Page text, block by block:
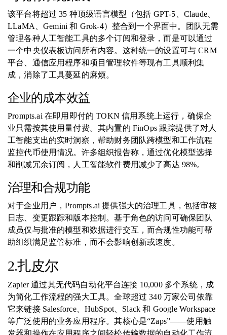
该平台将超过 35 种顶级语言模型（包括 GPT-5、Claude、
LLaMA、Gemini 和 Grok-4）整合到一个界面中。团队无需
管理各种人工智能工具的多个订阅和登录，而是可以通过
一个中央仪表板访问所有内容。这种统一的设置可与 CRM
平台、通信应用程序和项目管理软件等现有工具顺利集
成，消除了工具蔓延的麻烦。
企业的成本效益
Prompts.ai 在即用即付的 TOKN 信用系统上运行，确保企
业只需按其使用量付费。其内置的 FinOps 跟踪提供了对人
工智能支出的实时洞察，帮助财务团队跨模型和工作流程
监控代币使用情况。许多组织报告称，通过优化模型选择
和削减冗余订阅，人工智能软件费用减少了高达 98%。
治理和合规功能
对于企业用户，Prompts.ai 提供强大的治理工具，包括审核
日志、变更跟踪和版本控制。基于角色的访问可确保团队
成员仅与批准的模型和数据进行交互，而合规性功能可帮
助组织满足监管标准，而不会影响创新或速度。
2.扎皮尔
Zapier 通过其无代码自动化平台连接 10,000 多个系统，成
为简化工作流程的强大工具。全球超过 340 万家公司依靠
它来链接 Salesforce、HubSpot、Slack 和 Google Workspace
等广泛使用的业务应用程序。其核心是“Zaps”——使用触
发器和操作在应用程序之间轻松传输数据的自动化工作流